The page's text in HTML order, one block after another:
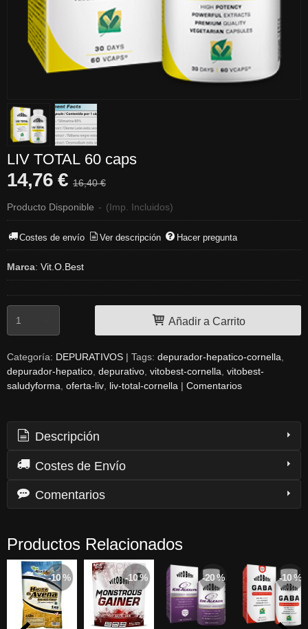
LIV TOTAL 60 caps
14,76 € 16,40 €
Producto Disponible - (Imp. Incluidos)
Costes de envío Ver descripción Hacer pregunta
Marca: Vit.O.Best
Añadir a Carrito
Categoría: DEPURATIVOS | Tags: depurador-hepatico-cornella
depurador-hepatico depurativo vitobest-cornella vitobest-
saludyforma oferta-liv liv-total-cornella | Comentarios
Descripción
Costes de Envío
Comentarios
Productos Relacionados
-10 % -10 % -20 % -10 %